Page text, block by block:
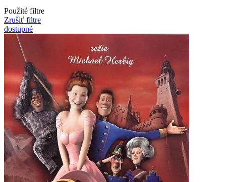
Použité filtre
Zrušiť filtre
dostupné